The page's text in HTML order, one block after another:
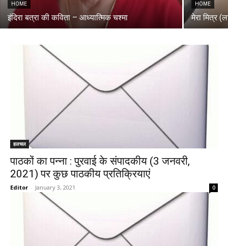
HOME
इंदिरा बत्रा की कविता – आध्यात्मिक चश्मा
HOME
मेरा मित्र
हलचल
पाठकों का पन्ना : पुरवाई के संपादकीय (3 जनवरी,
2021) पर कुछ पाठकीय प्रतिक्रियाएं
Editor - January 3, 2021 0